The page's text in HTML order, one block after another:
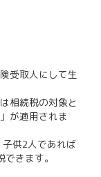
受取人にして生
相続税の対象と
が適用されま
供2人であれば
きます。